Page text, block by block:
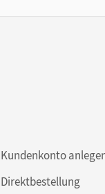
Kundenkonto
Direktbestellung